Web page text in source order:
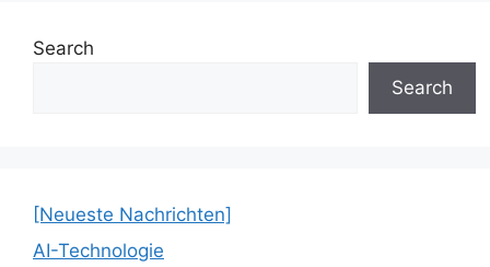
Search
Search
[Neueste Nachrichten]
AI-Technologie